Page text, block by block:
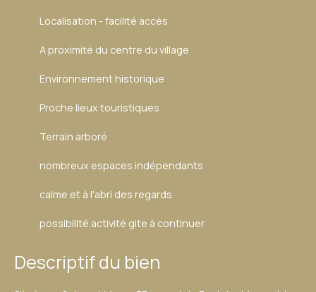
Localisation - facilité accès
A proximité du centre du village
Environnement historique
Proche lieux touristiques
Terrain arboré
nombreux espaces indépendants
calme et à l'abri des regards
possibilité activité gite à continuer
Descriptif du bien